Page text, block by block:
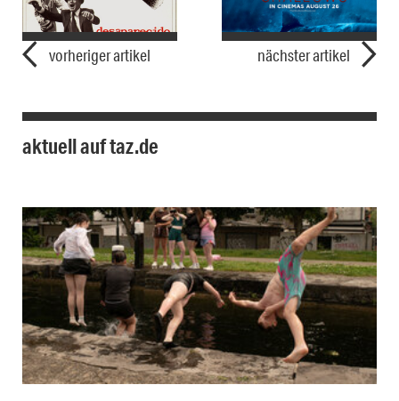
vorheriger artikel nächster artikel
aktuell auf taz.de